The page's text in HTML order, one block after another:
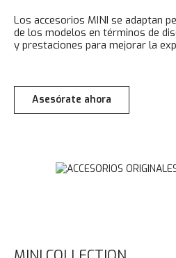
Los accesorios MINI se adaptan
de los modelos en términos de
y prestaciones para mejorar la
Asesórate ahora